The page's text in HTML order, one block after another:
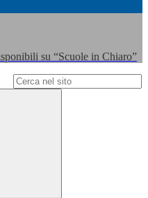
su “Scuole in Chiaro”